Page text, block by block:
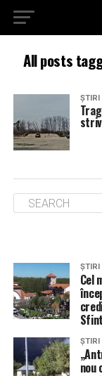
All posts
ȘTIRI
ȘTIRI
Cel
ȘTIRI
nou